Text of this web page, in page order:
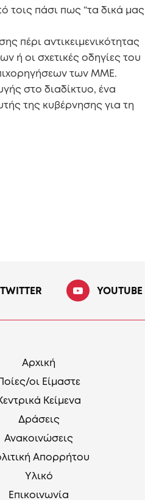
τοις πάσι πως “τα δικά μας
πέρι αντικειμενικότητας
ή οι σχετικές οδηγίες του
των ΜΜΕ.
στο διαδίκτυο, ένα
της κυβέρνησης για τη
TWITTER YOUTUBE
Αρχική
Ποίες/οι Είμαστε
Κείμενα
Δράσεις
Ανακοινώσεις
Απορρήτου
Υλικό
Επικοινωνία